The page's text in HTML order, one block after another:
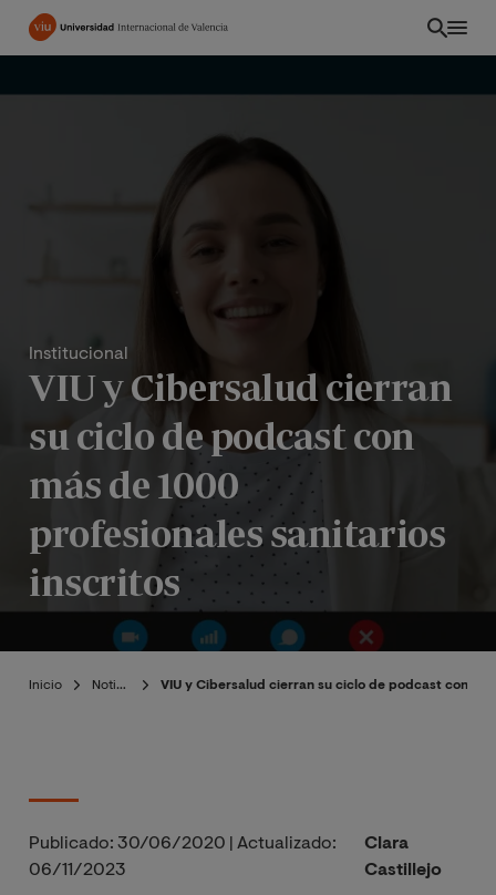
Pasar
principal
Institucional
VIU y Cibersalud cierran
su ciclo de podcast con
más de 1000
profesionales sanitarios
inscritos
Inicio Noticias VIU y Cibersalud cierran su ciclo de podcast con
Publicado: 30/06/2020
Actualizado:
06/11/2023
Clara
Castillejo